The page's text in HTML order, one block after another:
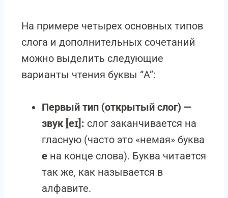
На примере четырех основных типов
слога и дополнительных сочетаний
можно выделить следующие
варианты чтения буквы “A”:
Первый тип (открытый слог) —
звук [eɪ]: слог заканчивается на
гласную (часто это «немая» буква
e на конце слова). Буква читается
так же, как называется в
алфавите.